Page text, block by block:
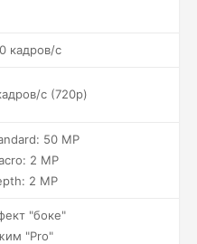
кадров/c
c (720p)
50 MP
2 MP
2 MP
"боке"
"Pro"